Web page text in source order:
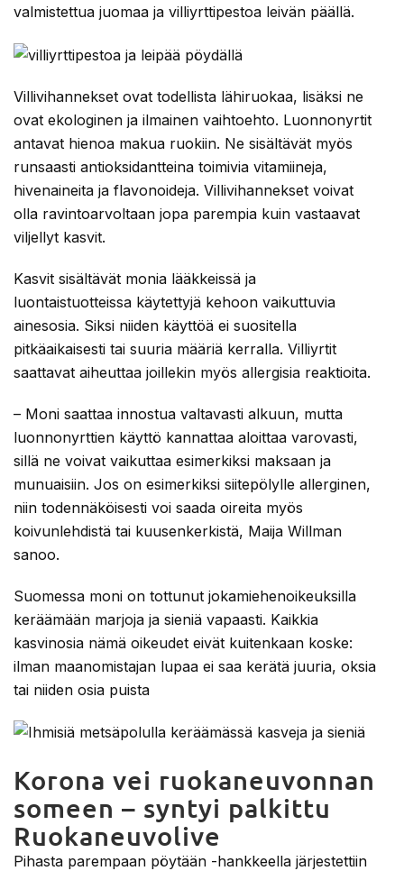
valmistettua juomaa ja villiyrttipestoa leivän päällä.
Villivihannekset ovat todellista lähiruokaa, lisäksi ne
ovat ekologinen ja ilmainen vaihtoehto. Luonnonyrtit
antavat hienoa makua ruokiin. Ne sisältävät myös
runsaasti antioksidantteina toimivia vitamiineja,
hivenaineita ja flavonoideja. Villivihannekset voivat
olla ravintoarvoltaan jopa parempia kuin vastaavat
viljellyt kasvit.
Kasvit sisältävät monia lääkkeissä ja
luontaistuotteissa käytettyjä kehoon vaikuttuvia
ainesosia. Siksi niiden käyttöä ei suositella
pitkäaikaisesti tai suuria määriä kerralla. Villiyrtit
saattavat aiheuttaa joillekin myös allergisia reaktioita.
– Moni saattaa innostua valtavasti alkuun, mutta
luonnonyrttien käyttö kannattaa aloittaa varovasti,
sillä ne voivat vaikuttaa esimerkiksi maksaan ja
munuaisiin. Jos on esimerkiksi siitepölylle allerginen,
niin todennäköisesti voi saada oireita myös
koivunlehdistä tai kuusenkerkistä, Maija Willman
sanoo.
Suomessa moni on tottunut jokamiehenoikeuksilla
keräämään marjoja ja sieniä vapaasti. Kaikkia
kasvinosia nämä oikeudet eivät kuitenkaan koske:
ilman maanomistajan lupaa ei saa kerätä juuria, oksia
tai niiden osia puista
Korona vei ruokaneuvonnan
someen – syntyi palkittu
Ruokaneuvolive
Pihasta parempaan pöytään -hankkeella järjestettiin